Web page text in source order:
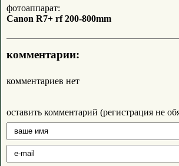
фотоаппарат:
Canon R7+ rf 200-800mm
комментарии:
комментариев нет
оставить комментарий (регистрация не